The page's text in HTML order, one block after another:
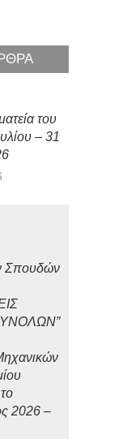
του
– 31
Σπουδών
2026 –